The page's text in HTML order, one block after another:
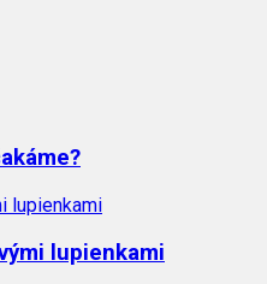
lupienkami